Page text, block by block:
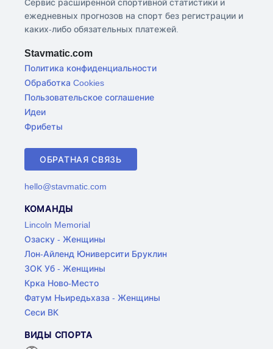
Сервис расширенной спортивной статистики и
ежедневных прогнозов на спорт без регистрации и
каких-либо обязательных платежей.
Stavmatic.com
Политика конфиденциальности
Обработка Cookies
Пользовательское соглашение
Идеи
Фрибеты
ОБРАТНАЯ СВЯЗЬ
hello@stavmatic.com
КОМАНДЫ
Lincoln Memorial
Озаску - Женщины
Лон-Айленд Юниверсити Бруклин
ЗОК Уб - Женщины
Крка Ново-Место
Фатум Ньиредьхаза - Женщины
Сеси ВК
ВИДЫ СПОРТА